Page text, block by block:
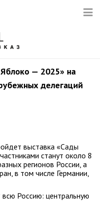
— 2025» на
делегаций
выставка «Сады
станут около 8
регионов России, а
в том числе Германии,
Россию: центральную